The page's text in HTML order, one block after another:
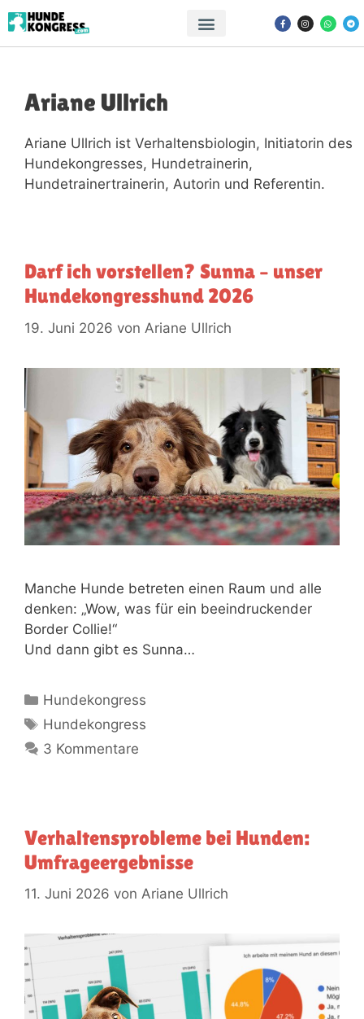
Ariane Ullrich
Ariane Ullrich ist Verhaltensbiologin, Initiatorin des
Hundekongresses, Hundetrainerin,
Hundetrainertrainerin, Autorin und Referentin.
Darf ich vorstellen? Sunna – unser
Hundekongresshund 2026
19. Juni 2026 von Ariane Ullrich
Manche Hunde betreten einen Raum und alle
denken: „Wow, was für ein beeindruckender
Border Collie!“
Und dann gibt es Sunna…
Hundekongress
Hundekongress
3 Kommentare
Verhaltensprobleme bei Hunden:
Umfrageergebnisse
11. Juni 2026 von Ariane Ullrich